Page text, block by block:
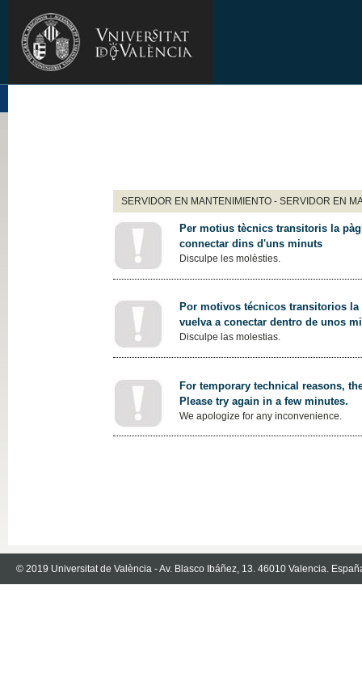
SERVIDOR EN MANTENIMIENTO - SERVIDOR EN
Per motius tècnics transitoris la
connectar dins d'uns minuts
Disculpe les molèsties.
Por motivos técnicos transitorios
vuelva a conectar dentro de unos
Disculpe las molestias.
For temporary technical reasons,
Please try again in a few minutes.
We apologize for any inconvenience.
© 2019 Universitat de València - Av. Blasco Ibáñez, 13. 46010 Valencia.